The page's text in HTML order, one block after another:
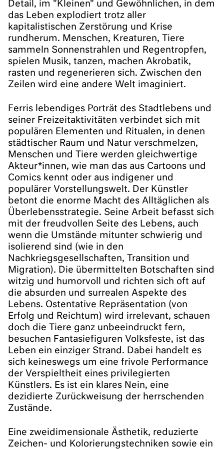
Detail, im "Kleinen" und Gewöhnlichen, in dem
das Leben explodiert trotz aller
kapitalistischen Zerstörung und Krise
rundherum. Menschen, Kreaturen, Tiere
sammeln Sonnenstrahlen und Regentropfen,
spielen Musik, tanzen, machen Akrobatik,
rasten und regenerieren sich. Zwischen den
Zeilen wird eine andere Welt imaginiert.
Ferris lebendiges Porträt des Stadtlebens und
seiner Freizeitaktivitäten verbindet sich mit
populären Elementen und Ritualen, in denen
städtischer Raum und Natur verschmelzen,
Menschen und Tiere werden gleichwertige
Akteur*innen, wie man das aus Cartoons und
Comics kennt oder aus indigener und
populärer Vorstellungswelt. Der Künstler
betont die enorme Macht des Alltäglichen als
Überlebensstrategie. Seine Arbeit befasst sich
mit der freudvollen Seite des Lebens, auch
wenn die Umstände mitunter schwierig und
isolierend sind (wie in den
Nachkriegsgesellschaften, Transition und
Migration). Die übermittelten Botschaften sind
witzig und humorvoll und richten sich oft auf
die absurden und surrealen Aspekte des
Lebens. Ostentative Repräsentation (von
Erfolg und Reichtum) wird irrelevant, schauen
doch die Tiere ganz unbeeindruckt fern,
besuchen Fantasiefiguren Volksfeste, ist das
Leben ein einziger Strand. Dabei handelt es
sich keineswegs um eine frivole Performance
der Verspieltheit eines privilegierten
Künstlers. Es ist ein klares Nein, eine
dezidierte Zurückweisung der herrschenden
Zustände.
Eine zweidimensionale Ästhetik, reduzierte
Zeichen- und Kolorierungstechniken sowie ein